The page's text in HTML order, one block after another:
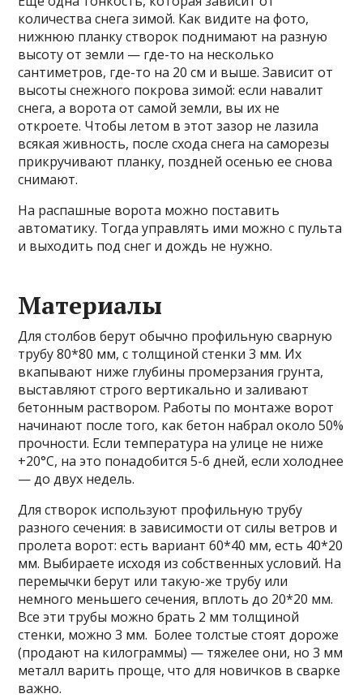
количества снега зимой. Как видите на фото,
нижнюю планку створок поднимают на разную
высоту от земли — где-то на несколько
сантиметров, где-то на 20 см и выше. Зависит от
высоты снежного покрова зимой: если навалит
снега, а ворота от самой земли, вы их не
откроете. Чтобы летом в этот зазор не лазила
всякая живность, после схода снега на саморезы
прикручивают планку, поздней осенью ее снова
снимают.
На распашные ворота можно поставить
автоматику. Тогда управлять ими можно с пульта
и выходить под снег и дождь не нужно.
Материалы
Для столбов берут обычно профильную сварную
трубу 80*80 мм, с толщиной стенки 3 мм. Их
вкапывают ниже глубины промерзания грунта,
выставляют строго вертикально и заливают
бетонным раствором. Работы по монтаже ворот
начинают после того, как бетон набрал около 50%
прочности. Если температура на улице не ниже
+20°C, на это понадобится 5-6 дней, если холоднее
— до двух недель.
Для створок используют профильную трубу
разного сечения: в зависимости от силы ветров и
пролета ворот: есть вариант 60*40 мм, есть 40*20
мм. Выбираете исходя из собственных условий. На
перемычки берут или такую-же трубу или
немного меньшего сечения, вплоть до 20*20 мм.
Все эти трубы можно брать 2 мм толщиной
стенки, можно 3 мм. Более толстые стоят дороже
(продают на килограммы) — тяжелее они, но 3 мм
металл варить проще, что для новичков в сварке
важно.